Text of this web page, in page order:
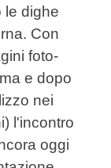
le dighe
Con
foto-
e dopo
nei
l'incontro
oggi